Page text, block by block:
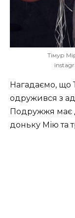
Тімур
Нагадаємо, що
одружився з
Подружжя має
доньку Мію та